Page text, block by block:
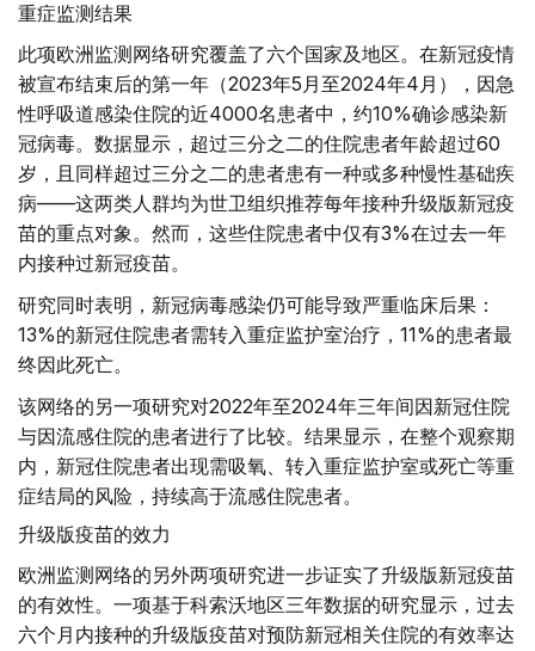
重症监测结果
此项欧洲监测网络研究覆盖了六个国家及地区。在新冠疫情
被宣布结束后的第一年（2023年5月至2024年4月），因急
性呼吸道感染住院的近4000名患者中，约10%确诊感染新
冠病毒。数据显示，超过三分之二的住院患者年龄超过60
岁，且同样超过三分之二的患者患有一种或多种慢性基础疾
病——这两类人群均为世卫组织推荐每年接种升级版新冠疫
苗的重点对象。然而，这些住院患者中仅有3%在过去一年
内接种过新冠疫苗。
研究同时表明，新冠病毒感染仍可能导致严重临床后果：
13%的新冠住院患者需转入重症监护室治疗，11%的患者最
终因此死亡。
该网络的另一项研究对2022年至2024年三年间因新冠住院
与因流感住院的患者进行了比较。结果显示，在整个观察期
内，新冠住院患者出现需吸氧、转入重症监护室或死亡等重
症结局的风险，持续高于流感住院患者。
升级版疫苗的效力
欧洲监测网络的另外两项研究进一步证实了升级版新冠疫苗
的有效性。一项基于科索沃地区三年数据的研究显示，过去
六个月内接种的升级版疫苗对预防新冠相关住院的有效率达